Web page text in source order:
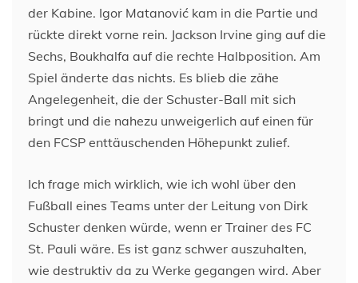
der Kabine. Igor Matanović kam in die Partie und
rückte direkt vorne rein. Jackson Irvine ging auf die
Sechs, Boukhalfa auf die rechte Halbposition. Am
Spiel änderte das nichts. Es blieb die zähe
Angelegenheit, die der Schuster-Ball mit sich
bringt und die nahezu unweigerlich auf einen für
den FCSP enttäuschenden Höhepunkt zulief.
Ich frage mich wirklich, wie ich wohl über den
Fußball eines Teams unter der Leitung von Dirk
Schuster denken würde, wenn er Trainer des FC
St. Pauli wäre. Es ist ganz schwer auszuhalten,
wie destruktiv da zu Werke gegangen wird. Aber